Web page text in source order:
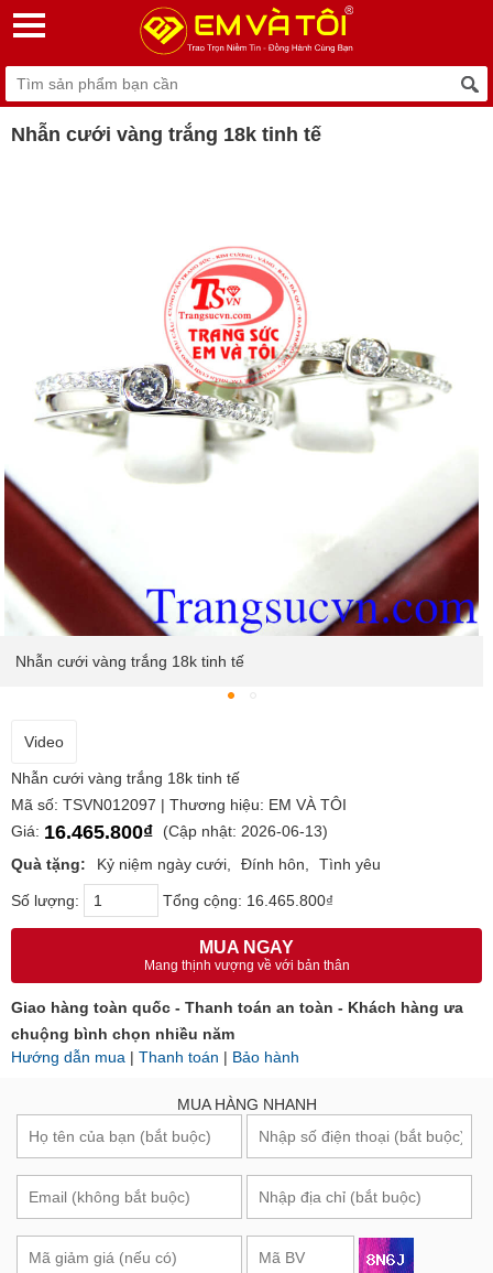
Nhẫn cưới vàng trắng 18k tinh tế
Nhẫn cưới vàng trắng 18k tinh tế
Video
Nhẫn cưới vàng trắng 18k tinh tế
Mã số: TSVN012097 | Thương hiệu: EM VÀ TÔI
Giá: 16.465.800₫
(Cập nhật: 2026-06-13)
Quà tặng:
Kỷ niệm ngày cưới Đính hôn Tình yêu
Số lượng: Tổng cộng: 16.465.800₫
MUA NGAY
Mang thịnh vượng về với bản thân
Giao hàng toàn quốc - Thanh toán an toàn - Khách hàng ưa
chuộng bình chọn nhiều năm
Hướng dẫn mua | Thanh toán | Bảo hành
MUA HÀNG NHANH